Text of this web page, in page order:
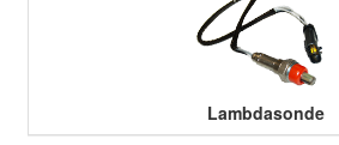
Lambdasonde
Smart Ersatzteile
Suzuki Ersatzteile